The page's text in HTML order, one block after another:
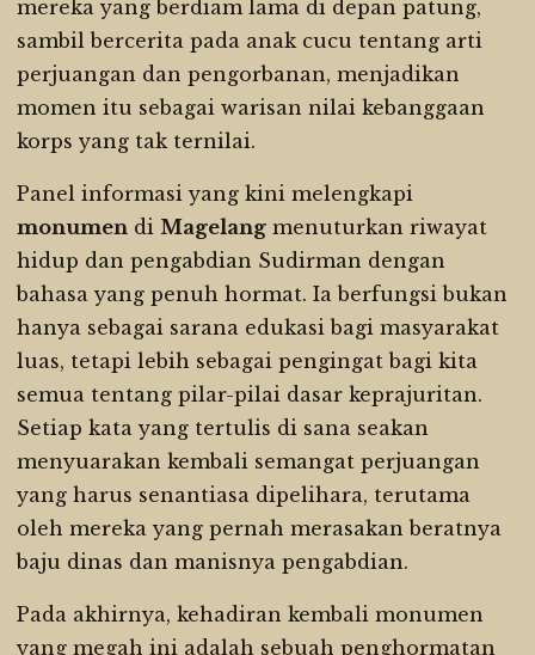
mereka yang berdiam lama di depan patung,
sambil bercerita pada anak cucu tentang arti
perjuangan dan pengorbanan, menjadikan
momen itu sebagai warisan nilai kebanggaan
korps yang tak ternilai.
Panel informasi yang kini melengkapi
monumen di Magelang menuturkan riwayat
hidup dan pengabdian Sudirman dengan
bahasa yang penuh hormat. Ia berfungsi bukan
hanya sebagai sarana edukasi bagi masyarakat
luas, tetapi lebih sebagai pengingat bagi kita
semua tentang pilar-pilai dasar keprajuritan.
Setiap kata yang tertulis di sana seakan
menyuarakan kembali semangat perjuangan
yang harus senantiasa dipelihara, terutama
oleh mereka yang pernah merasakan beratnya
baju dinas dan manisnya pengabdian.
Pada akhirnya, kehadiran kembali monumen
yang megah ini adalah sebuah penghormatan